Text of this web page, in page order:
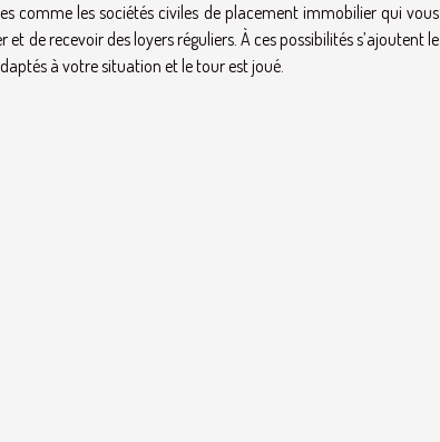
comme les sociétés civiles de placement immobilier qui vous
de recevoir des loyers réguliers. À ces possibilités s’ajoutent le
à votre situation et le tour est joué.